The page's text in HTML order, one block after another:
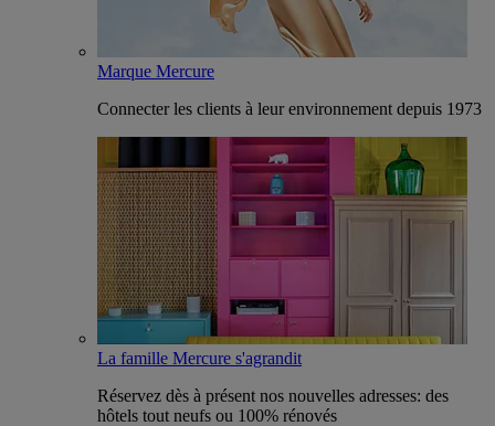
Marque Mercure
Connecter les clients à leur environnement depuis 1973
La famille Mercure s'agrandit
Réservez dès à présent nos nouvelles adresses: des
hôtels tout neufs ou 100% rénovés